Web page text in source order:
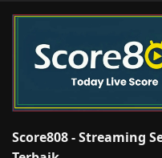
Score808 - Streaming